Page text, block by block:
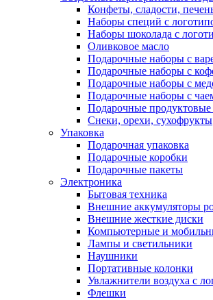
Конфеты, сладости,
Наборы специй с
Наборы шоколада с
Оливковое масло
Подарочные наборы с
Подарочные наборы с
Подарочные наборы с
Подарочные наборы с
Подарочные
Снеки, орехи, сухофрукты
Упаковка
Подарочная упаковка
Подарочные коробки
Подарочные пакеты
Электроника
Бытовая техника
Внешние аккумуляторы
Внешние жесткие диски
Компьютерные и
Лампы и светильники
Наушники
Портативные колонки
Увлажнители воздуха с
Флешки